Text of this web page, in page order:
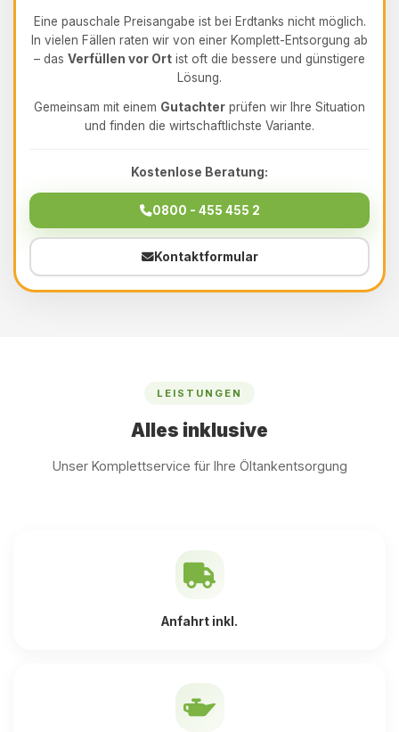
Eine pauschale Preisangabe ist bei Erdtanks nicht möglich.
In vielen Fällen raten wir von einer Komplett-Entsorgung ab
– das Verfüllen vor Ort ist oft die bessere und günstigere
Lösung.
Gemeinsam mit einem Gutachter prüfen wir Ihre Situation
und finden die wirtschaftlichste Variante.
Kostenlose Beratung:
0800 - 455 455 2
Kontaktformular
LEISTUNGEN
Alles inklusive
Unser Komplettservice für Ihre Öltankentsorgung
Anfahrt inkl.